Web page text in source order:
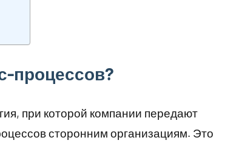
процессов?
при которой компании передают
сторонним организациям. Это